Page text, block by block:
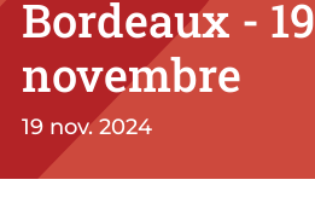
Bordeaux - 19
novembre
19 nov. 2024